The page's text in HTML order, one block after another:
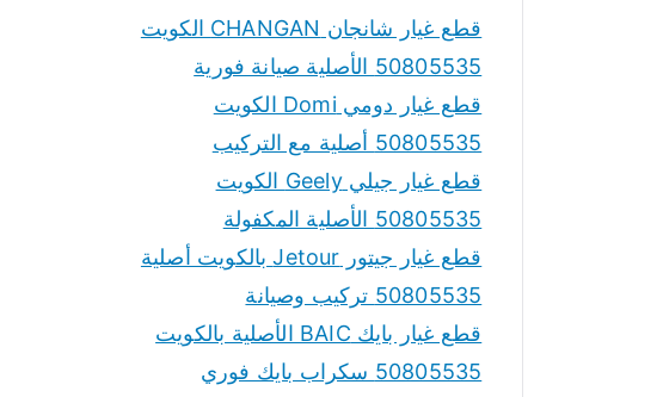
قطع غيار شانجان CHANGAN الكويت
50805535 الأصلية صيانة فورية
قطع غيار دومي Domi الكويت
50805535 أصلية مع التركيب
قطع غيار جيلي Geely الكويت
50805535 الأصلية المكفولة
قطع غيار جيتور Jetour بالكويت أصلية
50805535 تركيب وصيانة
قطع غيار بايك BAIC الأصلية بالكويت
50805535 سكراب بايك فوري